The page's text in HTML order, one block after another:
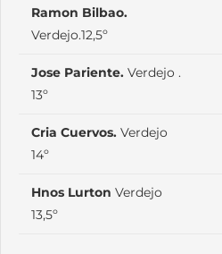
Ramon Bilbao.
Verdejo.12,5º
Jose Pariente. Verdejo .
13º
Cria Cuervos. Verdejo
14º
Hnos Lurton Verdejo
13,5º